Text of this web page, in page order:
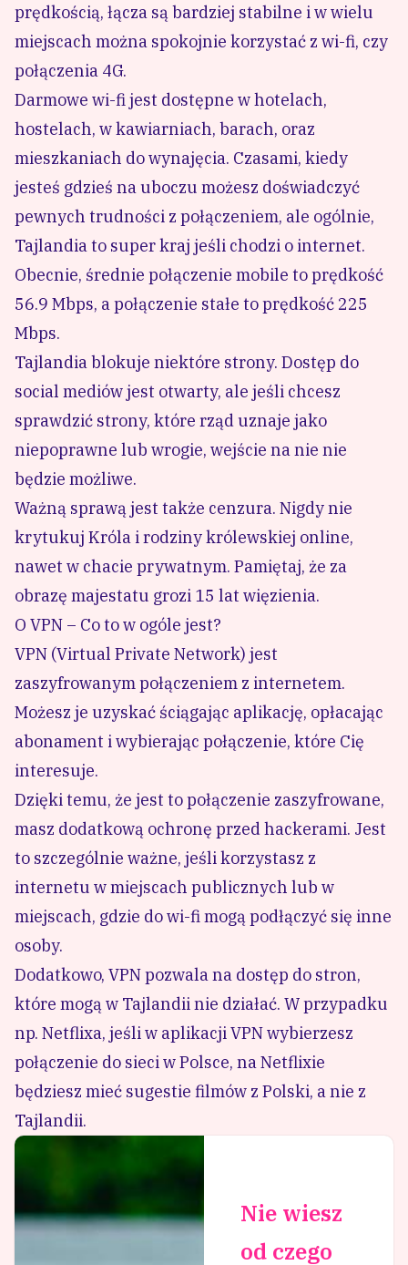
prędkością, łącza są bardziej stabilne i w wielu
miejscach można spokojnie korzystać z wi-fi, czy
połączenia 4G.
Darmowe wi-fi jest dostępne w hotelach,
hostelach, w kawiarniach, barach, oraz
mieszkaniach do wynajęcia. Czasami, kiedy
jesteś gdzieś na uboczu możesz doświadczyć
pewnych trudności z połączeniem, ale ogólnie,
Tajlandia to super kraj jeśli chodzi o internet.
Obecnie, średnie połączenie mobile to prędkość
56.9 Mbps, a połączenie stałe to prędkość 225
Mbps.
Tajlandia blokuje niektóre strony. Dostęp do
social mediów jest otwarty, ale jeśli chcesz
sprawdzić strony, które rząd uznaje jako
niepoprawne lub wrogie, wejście na nie nie
będzie możliwe.
Ważną sprawą jest także cenzura. Nigdy nie
krytukuj Króla i rodziny królewskiej online,
nawet w chacie prywatnym. Pamiętaj, że za
obrazę majestatu grozi 15 lat więzienia.
O VPN – Co to w ogóle jest?
VPN (Virtual Private Network) jest
zaszyfrowanym połączeniem z internetem.
Możesz je uzyskać ściągając aplikację, opłacając
abonament i wybierając połączenie, które Cię
interesuje.
Dzięki temu, że jest to połączenie zaszyfrowane,
masz dodatkową ochronę przed hackerami. Jest
to szczególnie ważne, jeśli korzystasz z
internetu w miejscach publicznych lub w
miejscach, gdzie do wi-fi mogą podłączyć się inne
osoby.
Dodatkowo, VPN pozwala na dostęp do stron,
które mogą w Tajlandii nie działać. W przypadku
np. Netflixa, jeśli w aplikacji VPN wybierzesz
połączenie do sieci w Polsce, na Netflixie
będziesz mieć sugestie filmów z Polski, a nie z
Tajlandii.
Nie wiesz
od czego